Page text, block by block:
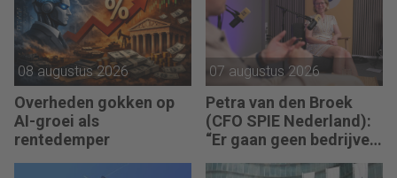
08 augustus 2026
Overheden gokken op
AI-groei als
rentedemper
07 augustus 2026
Petra van den Broek
(CFO SPIE Nederland):
“Er gaan geen bedrijven